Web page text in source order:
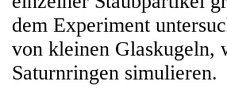
dem Experiment
von kleinen Glaskugeln,
Saturnringen simulieren.